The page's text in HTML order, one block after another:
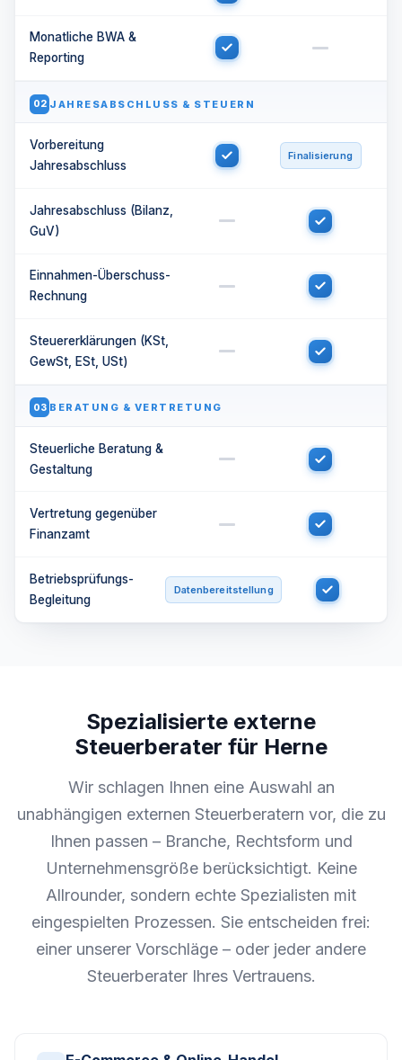
Monatliche BWA &
Reporting
02 JAHRESABSCHLUSS & STEUERN
Vorbereitung
Jahresabschluss
Finalisierung
Jahresabschluss (Bilanz,
GuV)
Einnahmen-Überschuss-
Rechnung
Steuererklärungen (KSt,
GewSt, ESt, USt)
03 BERATUNG & VERTRETUNG
Steuerliche Beratung &
Gestaltung
Vertretung gegenüber
Finanzamt
Betriebsprüfungs-
Begleitung
Datenbereitstellung
Spezialisierte externe
Steuerberater für Herne
Wir schlagen Ihnen eine Auswahl an
unabhängigen externen Steuerberatern vor, die zu
Ihnen passen – Branche, Rechtsform und
Unternehmensgröße berücksichtigt. Keine
Allrounder, sondern echte Spezialisten mit
eingespielten Prozessen. Sie entscheiden frei:
einer unserer Vorschläge – oder jeder andere
Steuerberater Ihres Vertrauens.